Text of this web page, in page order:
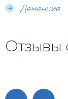
Деменция
Отзывы